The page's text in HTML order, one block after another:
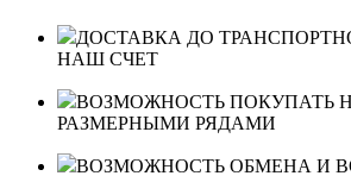
ДОСТАВКА ДО
НАШ СЧЕТ
ВОЗМОЖНОСТЬ ПОКУПАТЬ
РАЗМЕРНЫМИ РЯДАМИ
ВОЗМОЖНОСТЬ ОБМЕНА И